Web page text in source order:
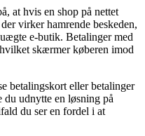
at hvis en shop på nettet
virker hamrende beskeden,
e-butik. Betalinger med
skærmer køberen imod
betalingskort eller betalinger
du udnytte en løsning på
du ser en fordel i at